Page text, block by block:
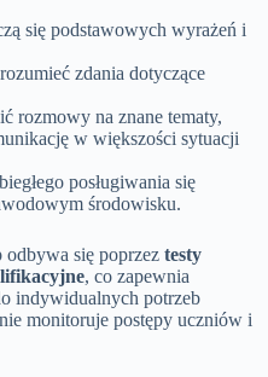
się podstawowych wyrażeń i
zdania dotyczące
rozmowy na znane tematy,
w większości sytuacji
posługiwania się
środowisku.
się poprzez testy
, co zapewnia
indywidualnych potrzeb
monitoruje postępy uczniów i